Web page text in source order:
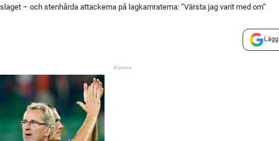
– och stenhårda attackerna på lagkamraterna: ”Värsta jag varit med om”